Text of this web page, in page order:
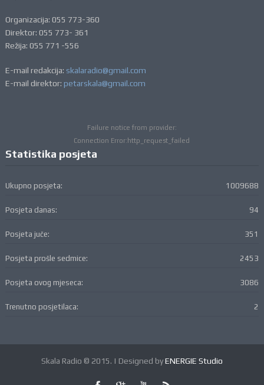
Organizacija: 055 773-360
Direktor: 055 773- 361
Režija: 055 771 -556
E-mail redakcija: skalaradio@gmail.com
E-mail direktor: petarskala@gmail.com
Failure notice from provider:
Connection Error:http_request_failed
Statistika posjeta
1009688
Ukupno posjeta:
94
Posjeta danas:
351
Posjeta juče:
2453
Posjeta prošle sedmice:
3086
Posjeta ovog mjeseca:
2
Trenutno posjetilaca:
Skala Radio © 2015. | Designed byENERGIE Studio